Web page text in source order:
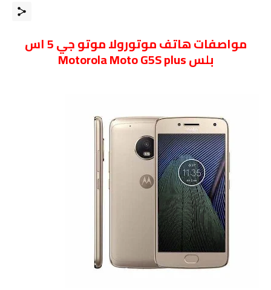
مواصفاتهاتف موتورولا موتو جي 5 اس
بلس Motorola Moto G5S plus